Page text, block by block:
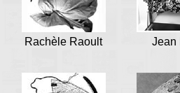
Rachèle Raoult Jean